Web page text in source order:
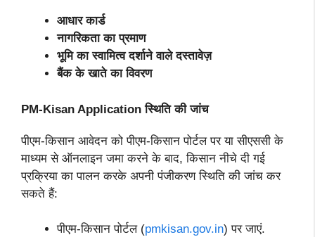
आधार कार्ड
नागरिकता का प्रमाण
भूमि का स्वामित्व दर्शाने वाले दस्तावेज़
बैंक के खाते का विवरण
PM-Kisan Applicationस्थिति की जांच
पीएम-किसान आवेदन को पीएम-किसान पोर्टल पर या सीएससी के
माध्यम से ऑनलाइन जमा करने के बाद, किसान नीचे दी गई
प्रक्रिया का पालन करके अपनी पंजीकरण स्थिति की जांच कर
सकते हैं:
पीएम-किसान पोर्टल (pmkisan.gov.in) पर जाएं.